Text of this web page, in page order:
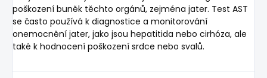
poškození buněk těchto orgánů, zejména jater. Test AST
se často používá k diagnostice a monitorování
onemocnění jater, jako jsou hepatitida nebo cirhóza, ale
také k hodnocení poškození srdce nebo svalů.